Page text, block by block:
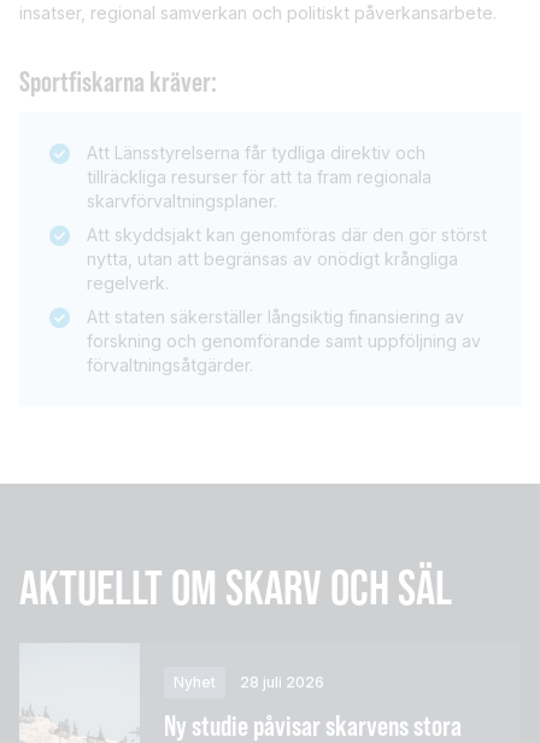
insatser, regional samverkan och politiskt påverkansarbete.
Sportfiskarna kräver:
Att Länsstyrelserna får tydliga direktiv och
tillräckliga resurser för att ta fram regionala
skarvförvaltningsplaner.
Att skyddsjakt kan genomföras där den gör störst
nytta, utan att begränsas av onödigt krångliga
regelverk.
Att staten säkerställer långsiktig finansiering av
forskning och genomförande samt uppföljning av
förvaltningsåtgärder.
AKTUELLT OM SKARV OCH SÄL
Nyhet 28 juli 2026
Ny studie påvisar skarvens stora